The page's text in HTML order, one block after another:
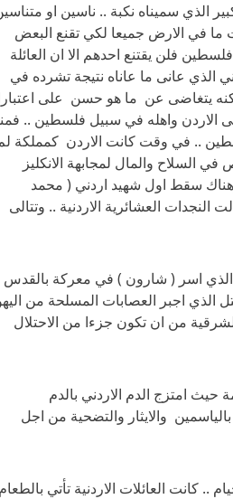
الذي سميناه نكبة .. ناسين او
في الارض جميعا لكي تقنع البعض
فلن يقتنع احدهم الا ان العائلة
الذي عانى ما عاناه نتيجة تشرده في
يتغاضى عن ما هو حسن على
الاردن واهله في سبيل فلسطين ..
.. في وقت كانت الاردن كمملكة
السلاح والمال لمجابهة الانكليز
سقط اول شهيد اردني ( محمد
العشائرية الاردنية .. وتتالى
الذي اسر ( شارون ) في معركة
الذي اجبر العصابات المسلحة من
من ان تكون جزءا من الاحتلال
معركة الكرامة حيث امتزج الدم الاردني بالدم
والايثار والتضحية من اجل
كانت العائلات الاردنية تأتي بالطعام